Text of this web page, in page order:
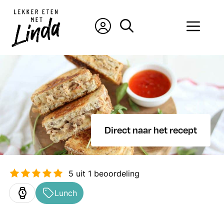
naar
inhoud
Direct naar het recept
5 uit 1 beoordeling
Lunch